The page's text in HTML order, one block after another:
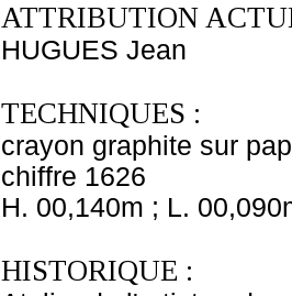
ATTRIBUTION
HUGUES Jean
TECHNIQUES :
crayon graphite sur
chiffre 1626
H. 00,140m ; L.
HISTORIQUE :